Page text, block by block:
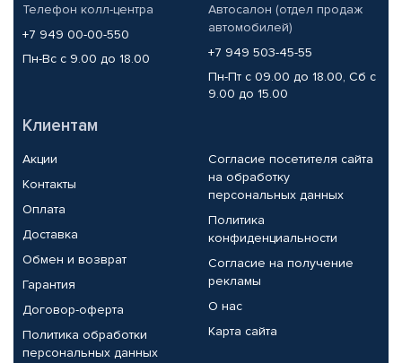
Телефон колл-центра
+7 949 00-00-550
Пн-Вс с 9.00 до 18.00
Автосалон (отдел продаж
автомобилей)
+7 949 503-45-55
Пн-Пт с 09.00 до 18.00, Сб с
9.00 до 15.00
Клиентам
Акции
Контакты
Оплата
Доставка
Обмен и возврат
Гарантия
Договор-оферта
Политика обработки
персональных данных
Согласие посетителя сайта
на обработку
персональных данных
Политика
конфиденциальности
Согласие на получение
рекламы
О нас
Карта сайта